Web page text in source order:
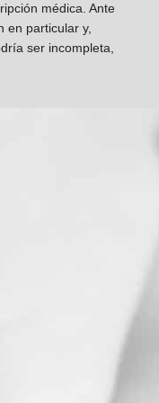
médica. Ante
en particular y,
ser incompleta,